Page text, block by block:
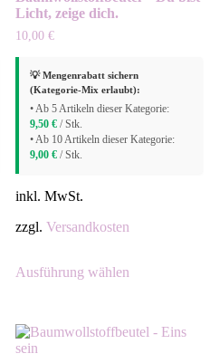
werden
Licht, zeige dich.
10,00 €
💡 Mengenrabatt sichern
(Kategorie-Mix erlaubt):
• Ab 5 Artikeln dieser Kategorie:
9,50 €/ Stk.
• Ab 10 Artikeln dieser Kategorie:
9,00 €/ Stk.
inkl. MwSt.
zzgl. Versandkosten
Ausführung wählenProdukt
auf.